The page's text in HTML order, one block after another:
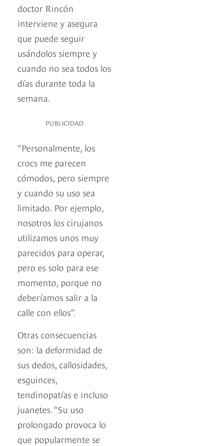
doctor Rincón
interviene y asegura
que puede seguir
usándolos siempre y
cuando no sea todos los
días durante toda la
semana.
PUBLICIDAD
“Personalmente, los
crocs me parecen
cómodos, pero siempre
y cuando su uso sea
limitado. Por ejemplo,
nosotros los cirujanos
utilizamos unos muy
parecidos para operar,
pero es solo para ese
momento, porque no
deberíamos salir a la
calle con ellos”.
Otras consecuencias
son: la deformidad de
sus dedos, callosidades,
esguinces,
tendinopatías e incluso
juanetes. “Su uso
prolongado provoca lo
que popularmente se